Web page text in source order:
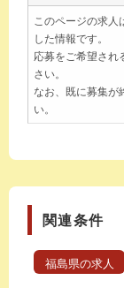
このページの求
した情報です。
応募をご希望され
さい。
なお、既に募集が
い。
関連条件
福島県の求人